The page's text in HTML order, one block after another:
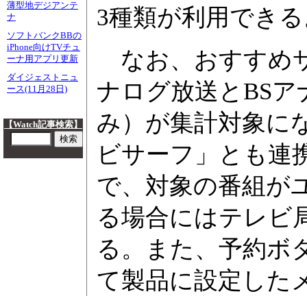
薄型地デジアンテ
ナ
ソフトバンクBBの
iPhone向けTVチュ
ーナ用アプリ更新
ダイジェストニュ
ース(11月28日)
【Watch記事検索】
3種類が利用でき
なお、おすすめ
ナログ放送とBS
み）が集計対象に
ビサーフ」とも連
で、対象の番組が
る場合にはテレビ
る。また、予約ボ
て製品に設定した